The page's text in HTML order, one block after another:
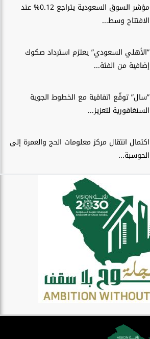
مؤشر السوق السعودية يتراجع 0.12% عند
الافتتاح وسط...
”الأهلي السعودي” يعتزم استرداد صكوك
إضافية من الفئة...
”سال” توقّع اتفاقية مع الخطوط الجوية
السنغافورية لتعزيز...
اكتمال انتقال مركز معلومات الحج والعمرة إلى
الحوسبة...